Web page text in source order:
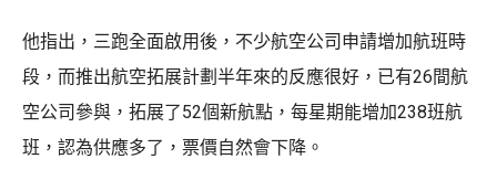
他指出，三跑全面啟用後，不少航空公司申請增加航班時
段，而推出航空拓展計劃半年來的反應很好，已有26間航
空公司參與，拓展了52個新航點，每星期能增加238班航
班，認為供應多了，票價自然會下降。